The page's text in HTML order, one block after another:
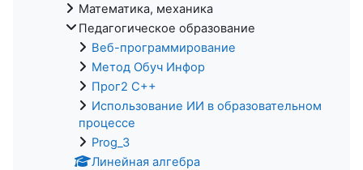
Математика, механика
Педагогическое образование
Веб-программирование
Метод Обуч Инфор
Прог2 С++
Использование ИИ в образовательном
процессе
Prog_3
Линейная алгебра